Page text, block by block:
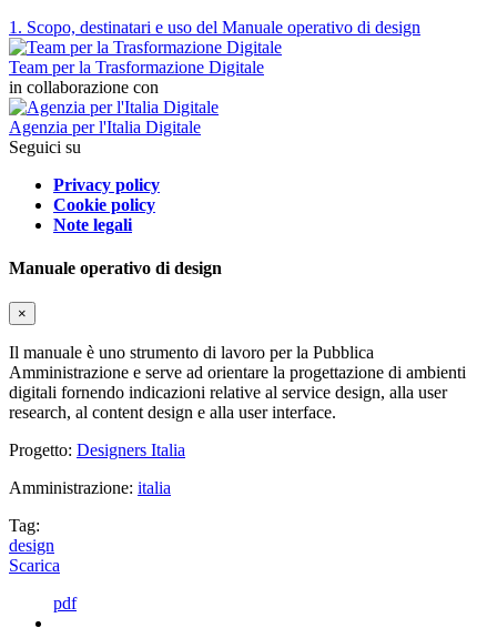
1. Scopo, destinatari e uso del Manuale operativo di design
Team per la Trasformazione Digitale
in collaborazione con
Agenzia per l'Italia Digitale
Seguici su
Privacy policy
Cookie policy
Note legali
Manuale operativo di design
×
Il manuale è uno strumento di lavoro per la Pubblica
Amministrazione e serve ad orientare la progettazione di ambienti
digitali fornendo indicazioni relative al service design, alla user
research, al content design e alla user interface.
Progetto: Designers Italia
Amministrazione: italia
Tag:
design
Scarica
pdf